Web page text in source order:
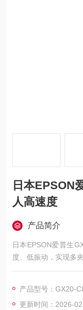
日本EPSON
人高速度
产品简介
日本EPSON爱普生
度、低振动，实现多
高刚性臂
产品型号：GX20-
更新时间：2026-